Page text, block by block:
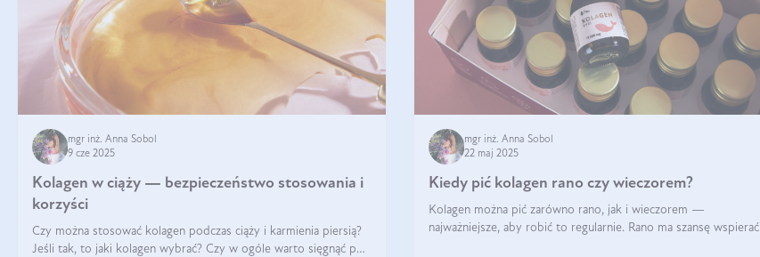
mgr inż. Anna Sobol
9 cze 2025
Kolagen w ciąży — bezpieczeństwo stosowania i
korzyści
Czy można stosować kolagen podczas ciąży i karmienia piersią?
Jeśli tak, to jaki kolagen wybrać? Czy w ogóle warto sięgnąć po
mgr inż. Anna Sobol
22 maj 2025
Kiedy pić kolagen rano czy wieczorem?
Kolagen można pić zarówno rano, jak i wieczorem —
najważniejsze, aby robić to regularnie. Rano ma szansę wspierać